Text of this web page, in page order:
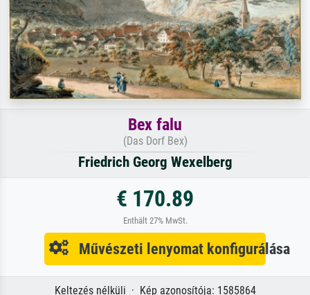
Bex falu
(Das Dorf Bex)
Friedrich Georg Wexelberg
€ 170.89
Enthält 27% MwSt.
Művészeti lenyomat konfigurálása
Keltezés nélküli · Kép azonosítója: 1585864